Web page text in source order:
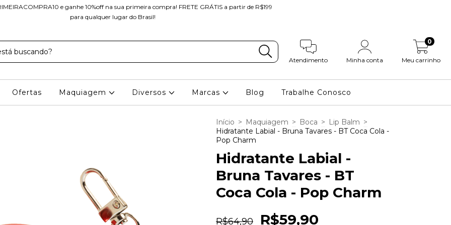
e ganhe 10%off na sua primeira compra! FRETE GRÁTIS a partir de R$199
para qualquer lugar do Brasil!
Atendimento Minha conta Meu carrinho
0
Ofertas Maquiagem Diversos Marcas Blog Trabalhe Conosco
Início > Maquiagem > Boca > Lip Balm >
Hidratante Labial - Bruna Tavares - BT Coca Cola -
Pop Charm
Hidratante Labial -
Bruna Tavares - BT
Coca Cola - Pop Charm
R$64,90 R$59,90